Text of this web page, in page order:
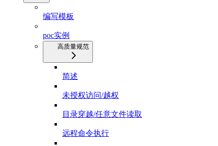
编写模板
poc实例
高质量规范
简述
未授权访问/越权
目录穿越/任意文件读取
远程命令执行